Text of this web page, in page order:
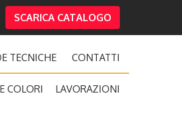
SCARICA CATALOGO
TECNICHE CONTATTI
COLORI LAVORAZIONI